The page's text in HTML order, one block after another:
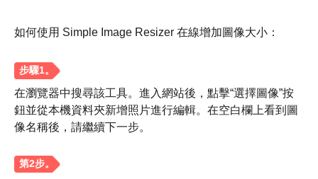
如何使用 Simple Image Resizer 在線增加圖像大小：
在瀏覽器中搜尋該工具。進入網站後，點擊“選擇圖像”按
鈕並從本機資料夾新增照片進行編輯。在空白欄上看到圖
像名稱後，請繼續下一步。